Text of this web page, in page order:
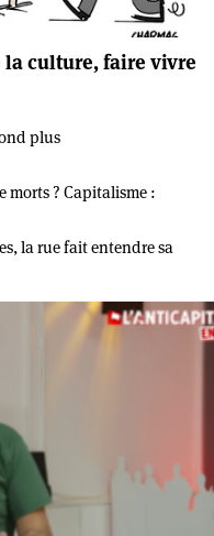
culture, faire vivre
plus
morts ? Capitalisme :
la rue fait entendre sa